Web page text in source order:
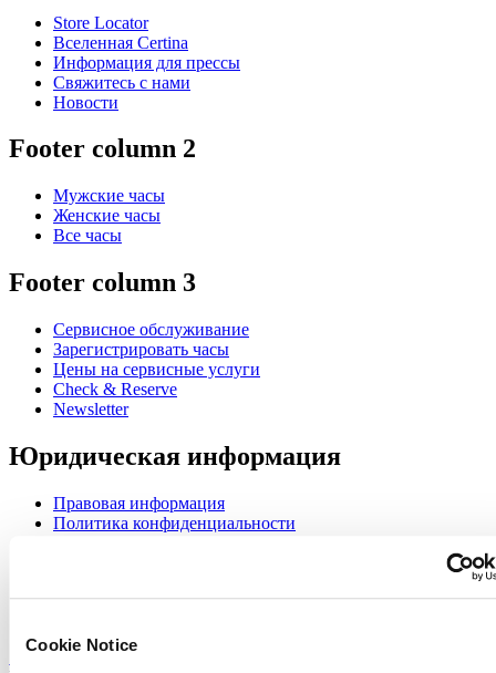
Cookie Notice
Store Locator
Вселенная Certina
Информация для прессы
Свяжитесь с нами
Новости
Footer column 2
Мужские часы
Женские часы
Все часы
Footer column 3
Сервисное обслуживание
Зарегистрировать часы
Цены на сервисные услуги
Check & Reserve
Newsletter
Юридическая информация
Правовая информация
Политика конфиденциальности
Sign up to receive exclusive offers and product reviews
Sign up